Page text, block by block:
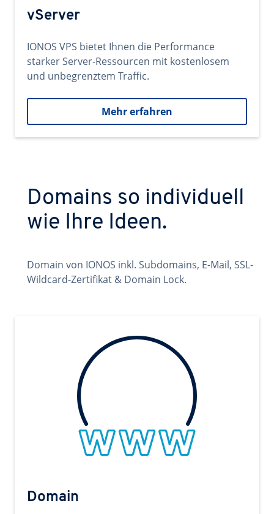
vServer
IONOS VPS bietet Ihnen die Performance
starker Server-Ressourcen mit kostenlosem
und unbegrenztem Traffic.
Mehr erfahren
Domains so individuell
wie Ihre Ideen.
Domain von IONOS inkl. Subdomains, E-Mail, SSL-
Wildcard-Zertifikat & Domain Lock.
Domain